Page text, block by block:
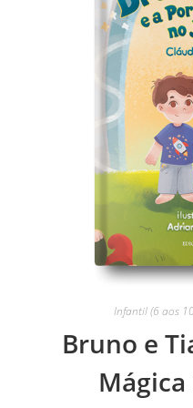
Infantil (6 aos
Bruno e